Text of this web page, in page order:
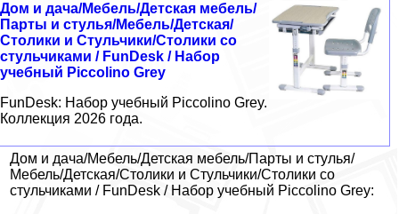
Дом и дача/Мебель/Детская мебель/
Парты и стулья/Мебель/Детская/
Столики и Стульчики/Столики со
стульчиками / FunDesk / Набор
учебный Piccolino Grey
FunDesk: Набор учебный Piccolino Grey.
Коллекция 2026 года.
Дом и дача/Мебель/Детская мебель/Парты и стулья/
Мебель/Детская/Столики и Стульчики/Столики со
стульчиками / FunDesk / Набор учебный Piccolino Grey: